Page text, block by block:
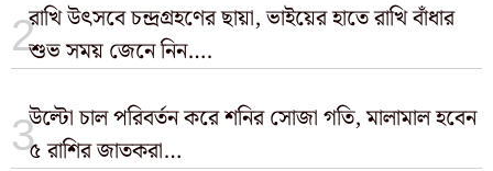
রাখি উৎসবে চন্দ্রগ্রহণের ছায়া, ভাইয়ের হাতে রাখি বাঁধার
শুভ সময় জেনে নিন….
উল্টো চাল পরিবর্তন করে শনির সোজা গতি, মালামাল হবেন
৫ রাশির জাতকরা…